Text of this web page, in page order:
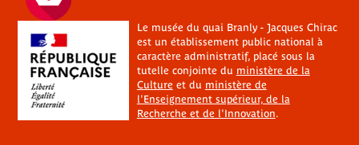
Le musée du quai Branly - Jacques Chirac
est un établissement public national à
caractère administratif, placé sous la
tutelle conjointe du ministère de la
Cultureet du ministère de
l'Enseignement supérieur, de la
Recherche et de l'Innovation.